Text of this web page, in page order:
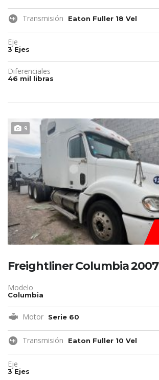
Transmisión Eaton Fuller 18 Vel
Eje
3 Ejes
Diferenciales
46 mil libras
9
Freightliner Columbia 2007
Modelo
Columbia
Motor Serie 60
Transmisión Eaton Fuller 10 Vel
Eje
3 Ejes